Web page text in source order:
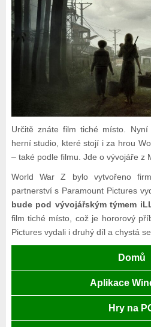
Určitě znáte film tiché místo.
herní studio, které stojí i za hrou
– také podle filmu. Jde o vývojáře z
World War Z bylo vytvořeno
partnerství s Paramount Pictures
bude pod vývojářským týmem
film tiché místo, což je hororový
Pictures vydali i druhý díl a chystá
Domů
Aplikace
Hry na